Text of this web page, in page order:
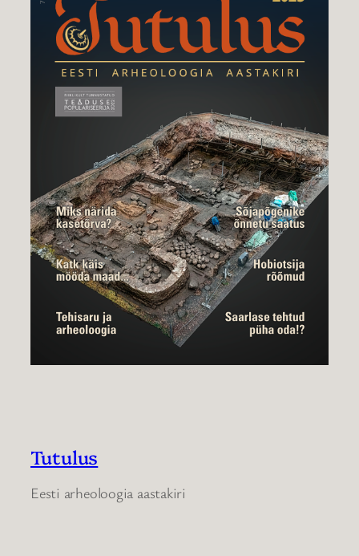
Tutulus
Eesti arheoloogia aastakiri